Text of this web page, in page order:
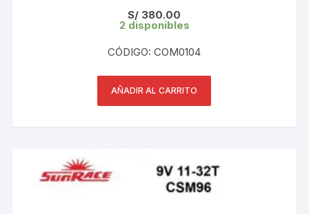
S/ 380.00
2 disponibles
CÓDIGO: COM0104
AÑADIR AL CARRITO